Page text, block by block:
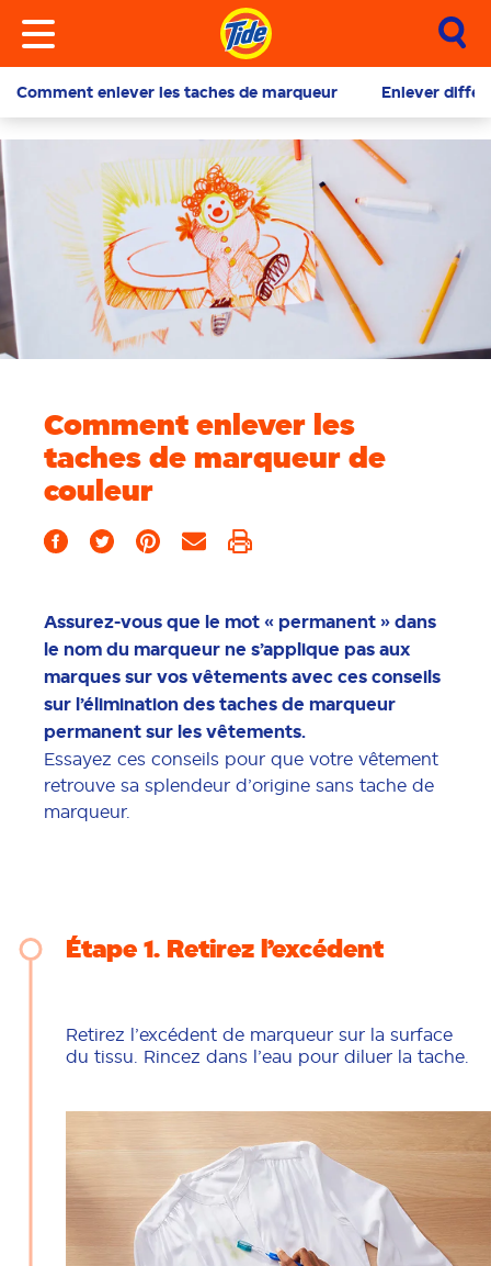
Comment enlever les taches de marqueur Enlever
Comment enlever les
taches de marqueur de
couleur
Assurez-vous que le mot « permanent » dans
le nom du marqueur ne s’applique pas aux
marques sur vos vêtements avec ces conseils
sur l’élimination des taches de marqueur
permanent sur les vêtements.
Essayez ces conseils pour que votre vêtement
retrouve sa splendeur d’origine sans tache de
marqueur.
Étape 1 Retirez l’excédent
Retirez l’excédent de marqueur sur la surface
du tissu. Rincez dans l’eau pour diluer la tache.